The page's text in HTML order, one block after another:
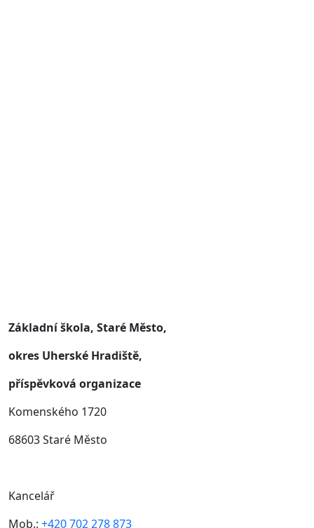
Základní škola, Staré Město,
okres Uherské Hradiště,
příspěvková organizace
Komenského 1720
68603 Staré Město
Kancelář
Mob.: +420 702 278 873